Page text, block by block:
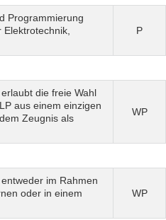
Programmierung
Elektrotechnik,
P
die freie Wahl
aus einem einzigen
Zeugnis als
WP
im Rahmen
oder in einem
WP